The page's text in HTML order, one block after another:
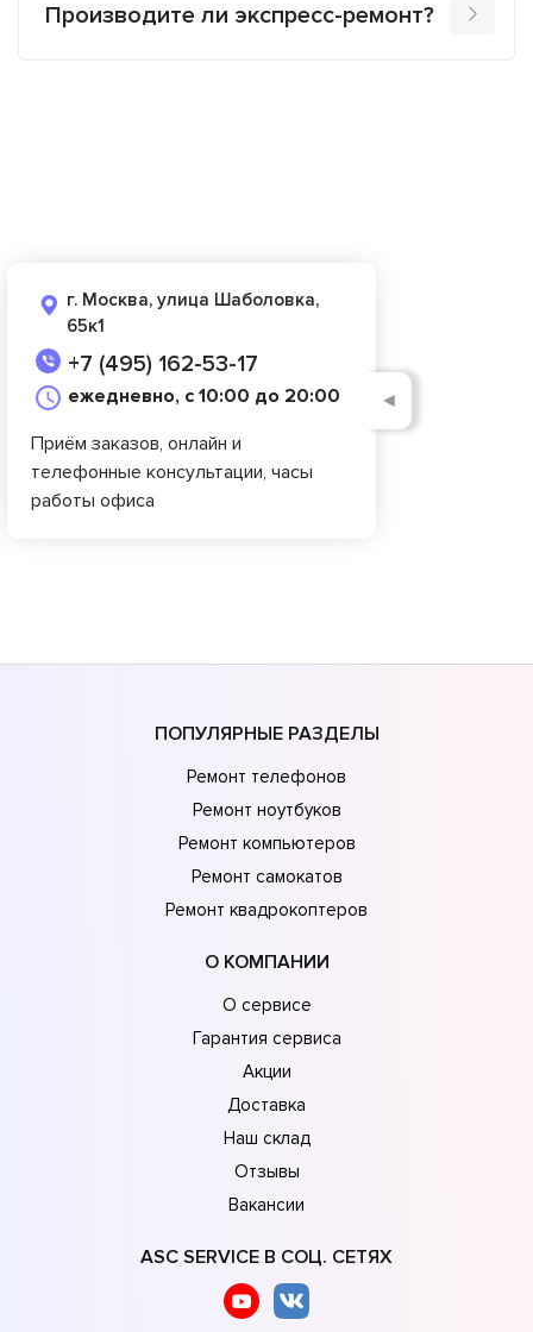
Производите ли экспресс-ремонт?
г. Москва, улица Шаболовка,
65к1
+7 (495) 162-53-17
ежедневно, с 10:00 до 20:00
Приём заказов, онлайн и
телефонные консультации, часы
работы офиса
◄
ПОПУЛЯРНЫЕ РАЗДЕЛЫ
Ремонт телефонов
Ремонт ноутбуков
Ремонт компьютеров
Ремонт самокатов
Ремонт квадрокоптеров
О КОМПАНИИ
О сервисе
Гарантия сервиса
Акции
Доставка
Наш склад
Отзывы
Вакансии
ASC SERVICE В СОЦ. СЕТЯХ